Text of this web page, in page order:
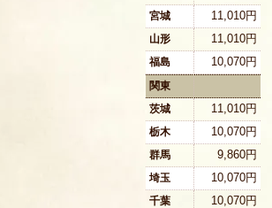
宮城 11,010円
山形 11,010円
福島 10,070円
関東
茨城
11,010円
栃木 10,070円
群馬 9,860円
埼玉 10,070円
千葉 10,070円